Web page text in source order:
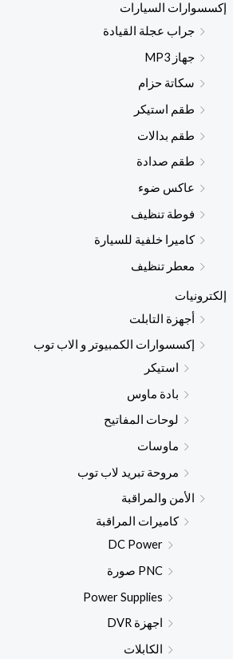
إكسسوارات السيارات
جراب عجلة القيادة
جهاز MP3
سكاتة حزام
طقم استيكر
طقم بدالات
طقم صدادة
عاكس ضوء
فوطة تنظيف
كاميرا خلفية للسيارة
معطر تنظيف
إلكترونيات
أجهزة التابلت
إكسسوارات الكمبيوتر و الاب توب
استيكر
بادة ماوس
لوحات المفاتيح
ماوسات
مروحة تبريد لاب توب
الأمن والمراقبة
كاميرات المراقبة
DC Power
PNC صورة
Power Supplies
اجهزة DVR
الكابلات